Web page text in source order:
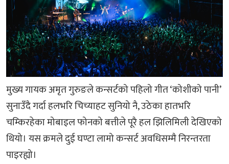
मुख्य गायक अमृत गुरुङले कन्सर्टको पहिलो गीत ‘कोशीको पानी’
सुनाउँदै गर्दा हलभरि चिच्याहट सुनियो नै, उठेका हातभरि
चम्किरहेका मोबाइल फोनको बत्तीले पूरै हल झिलिमिली देखिएको
थियो। यस क्रमले दुई घण्टा लामो कन्सर्ट अवधिसम्मै निरन्तरता
पाइरह्यो।